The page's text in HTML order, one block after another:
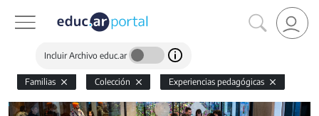
Incluir Archivo educ.ar
Familias Colección Experiencias pedagógicas